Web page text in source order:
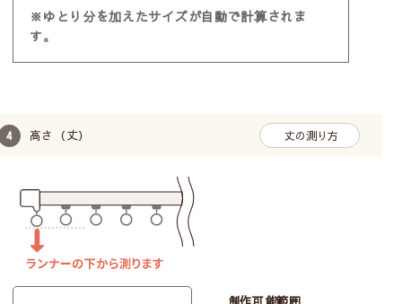
※ゆとり分を加えたサイズが自動で計算されま
す。
高さ（丈） 丈の測り方